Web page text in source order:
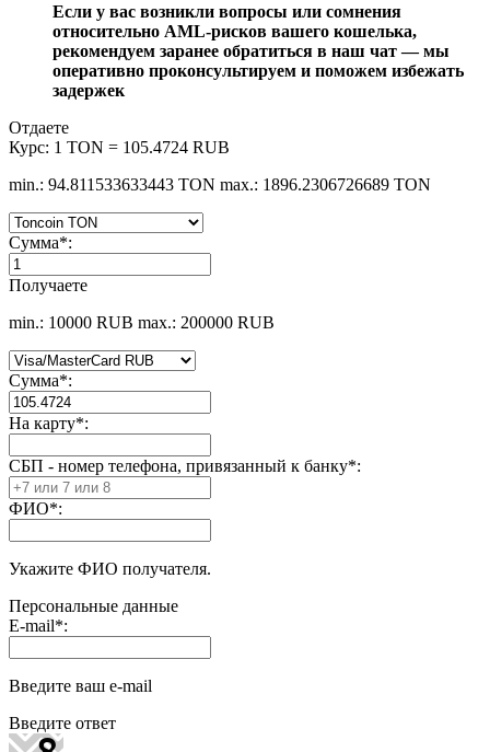
Если у вас возникли вопросы или сомнения
относительно AML-рисков вашего кошелька,
рекомендуем заранее обратиться в наш чат — мы
оперативно проконсультируем и поможем избежать
задержек
Отдаете
Курс: 1 TON = 105.4724 RUB
min.: 94.811533633443 TON max.: 1896.2306726689 TON
Сумма*:
Получаете
min.: 10000 RUB max.: 200000 RUB
Сумма*:
На карту*:
СБП - номер телефона, привязанный к банку*:
ФИО*:
Укажите ФИО получателя.
Персональные данные
E-mail*:
Введите ваш e-mail
Введите ответ